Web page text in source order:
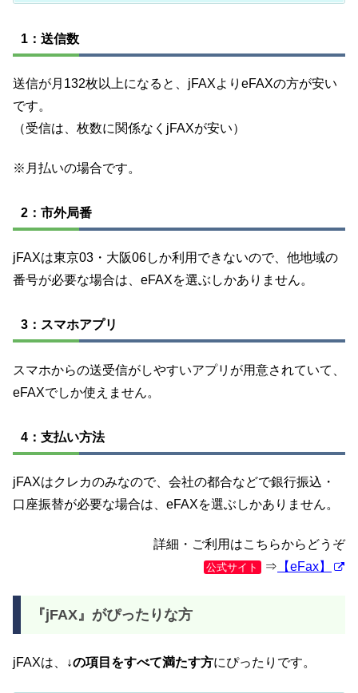
1：送信数
送信が月132枚以上になると、jFAXよりeFAXの方が安い
です。
（受信は、枚数に関係なくjFAXが安い）
※月払いの場合です。
2：市外局番
jFAXは東京03・大阪06しか利用できないので、他地域の
番号が必要な場合は、eFAXを選ぶしかありません。
3：スマホアプリ
スマホからの送受信がしやすいアプリが用意されていて、
eFAXでしか使えません。
4：支払い方法
jFAXはクレカのみなので、会社の都合などで銀行振込・
口座振替が必要な場合は、eFAXを選ぶしかありません。
詳細・ご利用はこちらからどうぞ
公式サイト ⇒ 【eFax】
『jFAX』がぴったりな方
jFAXは、 ↓の項目をすべて満たす方にぴったりです。